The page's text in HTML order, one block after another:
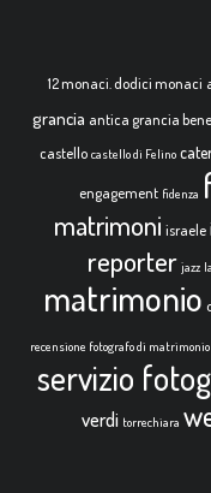
12 monaci. dodici monaci
grancia antica grancia
castello castello di Felino
engagement fidenza
matrimoni israele
reporter jazz
matrimonio
recensione fotografo di matrimonio
servizio
verdi torrechiara